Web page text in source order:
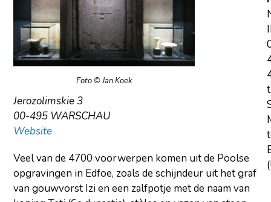
Foto © Jan Koek
Jerozolimskie 3
00-495 WARSCHAU
Website
Veel van de 4700 voorwerpen komen uit de Poolse
opgravingen in Edfoe, zoals de schijndeur uit het graf
van gouwvorst Izi en een zalfpotje met de naam van